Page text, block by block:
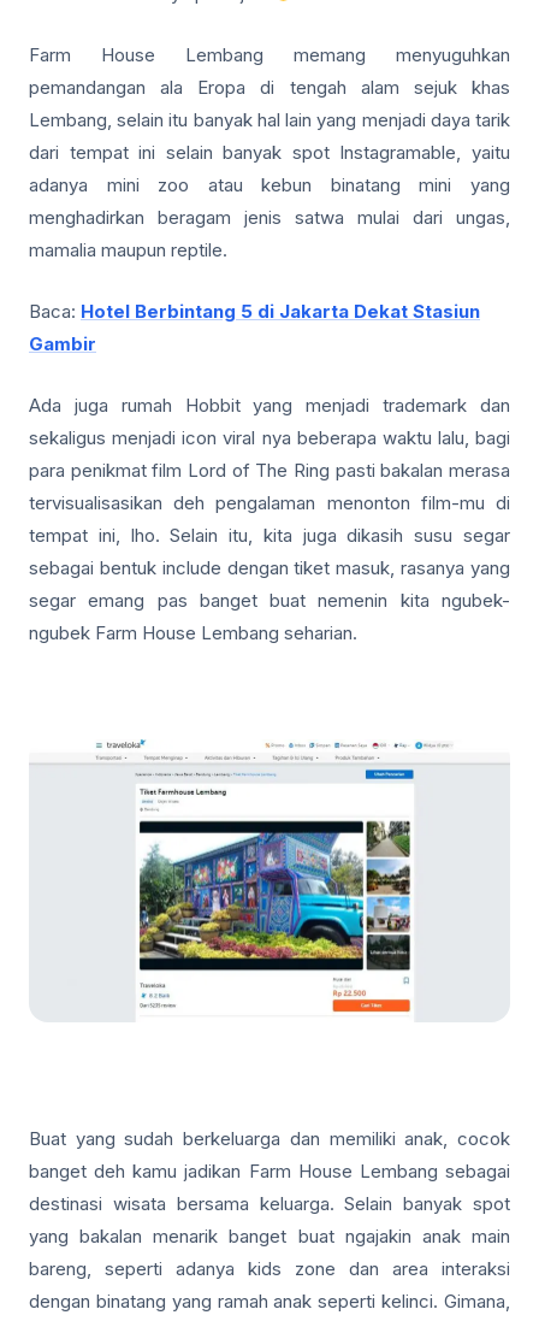
Farm House Lembang memang menyuguhkan
pemandangan ala Eropa di tengah alam sejuk khas
Lembang, selain itu banyak hal lain yang menjadi daya tarik
dari tempat ini selain banyak spot Instagramable, yaitu
adanya mini zoo atau kebun binatang mini yang
menghadirkan beragam jenis satwa mulai dari ungas,
mamalia maupun reptile.
Baca: Hotel Berbintang 5 di Jakarta Dekat Stasiun
Gambir
Ada juga rumah Hobbit yang menjadi trademark dan
sekaligus menjadi icon viral nya beberapa waktu lalu, bagi
para penikmat film Lord of The Ring pasti bakalan merasa
tervisualisasikan deh pengalaman menonton film-mu di
tempat ini, lho. Selain itu, kita juga dikasih susu segar
sebagai bentuk include dengan tiket masuk, rasanya yang
segar emang pas banget buat nemenin kita ngubek-
ngubek Farm House Lembang seharian.
Buat yang sudah berkeluarga dan memiliki anak, cocok
banget deh kamu jadikan Farm House Lembang sebagai
destinasi wisata bersama keluarga. Selain banyak spot
yang bakalan menarik banget buat ngajakin anak main
bareng, seperti adanya kids zone dan area interaksi
dengan binatang yang ramah anak seperti kelinci. Gimana,